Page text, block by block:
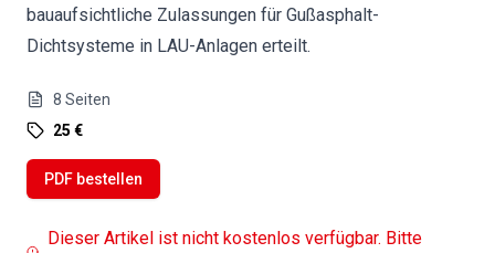
bauaufsichtliche Zulassungen für Gußasphalt-
Dichtsysteme in LAU-Anlagen erteilt.
8 Seiten
25 €
PDF bestellen
Dieser Artikel ist nicht kostenlos verfügbar. Bitte